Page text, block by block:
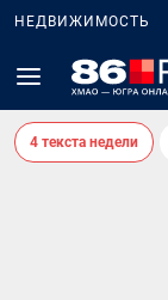
НЕДВИЖИМОСТЬ
4 текста недели